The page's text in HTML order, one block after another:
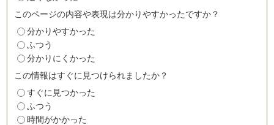
このページの内容や表現は分かりやすかったですか？
分かりやすかった
ふつう
分かりにくかった
この情報はすぐに見つけられましたか？
すぐに見つかった
ふつう
時間がかかった